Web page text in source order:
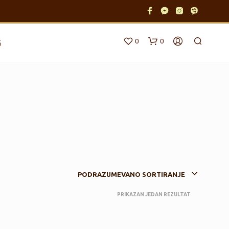
0 0
E
A
PODRAZUMEVANO SORTIRANJE
PRIKAZAN JEDAN REZULTAT